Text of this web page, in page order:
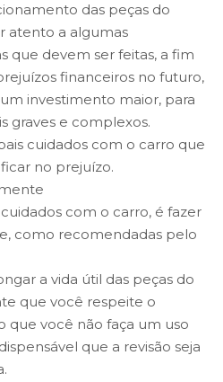
das peças do
atento a algumas
que devem ser feitas, a fim
financeiros no futuro,
investimento maior, para
graves e complexos.
cuidados com o carro que
no prejuízo.
com o carro, é fazer
como recomendadas pelo
a vida útil das peças do
que você respeite o
que você não faça um uso
que a revisão seja